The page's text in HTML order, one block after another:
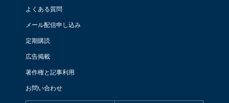
よくある質問
メール配信申し込み
定期購読
広告掲載
著作権と記事利用
お問い合わせ